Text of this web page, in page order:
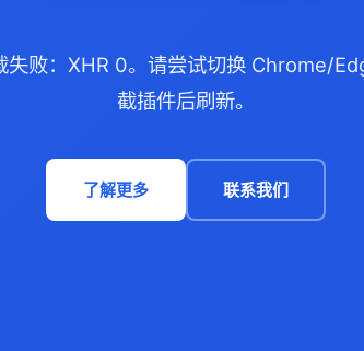
败：XHR 0。请尝试切换 Chrome/
截插件后刷新。
了解更多 联系我们